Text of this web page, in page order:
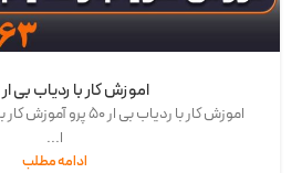
اموزش کار با ردیاب بی ار 50 پرو
ا...
ادامه مطلب